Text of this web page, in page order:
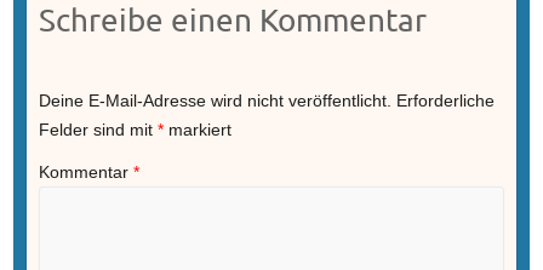
Schreibe einen Kommentar
Deine E-Mail-Adresse wird nicht veröffentlicht. Erforderliche
Felder sind mit *markiert
Kommentar *